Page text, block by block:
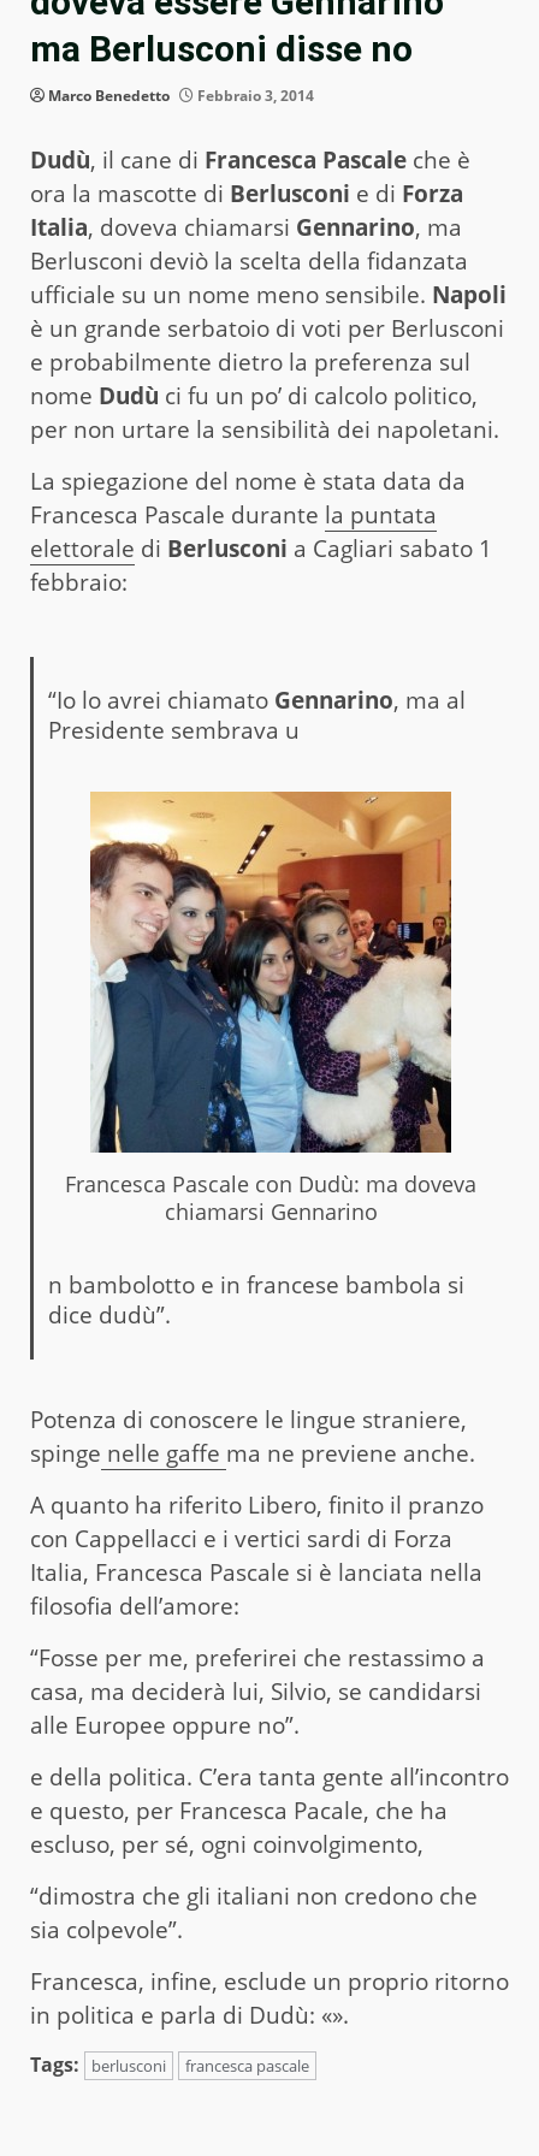
ma Berlusconi disse no
Marco Benedetto Febbraio 3, 2014
Dudù, il cane di Francesca Pascale che è
ora la mascotte di Berlusconi e di Forza
Italia, doveva chiamarsi Gennarino, ma
Berlusconi deviò la scelta della fidanzata
ufficiale su un nome meno sensibile. Napoli
è un grande serbatoio di voti per Berlusconi
e probabilmente dietro la preferenza sul
nome Dudù ci fu un po’ di calcolo politico,
per non urtare la sensibilità dei napoletani.
La spiegazione del nome è stata data da
Francesca Pascale durante la puntata
elettorale di Berlusconi a Cagliari sabato 1
febbraio:
“Io lo avrei chiamato Gennarino, ma al
Presidente sembrava u
Francesca Pascale con Dudù: ma doveva
chiamarsi Gennarino
n bambolotto e in francese bambola si
dice dudù”.
Potenza di conoscere le lingue straniere,
spinge nelle gaffe ma ne previene anche.
A quanto ha riferito Libero, finito il pranzo
con Cappellacci e i vertici sardi di Forza
Italia, Francesca Pascale si è lanciata nella
filosofia dell’amore:
“Fosse per me, preferirei che restassimo a
casa, ma deciderà lui, Silvio, se candidarsi
alle Europee oppure no”.
e della politica. C’era tanta gente all’incontro
e questo, per Francesca Pacale, che ha
escluso, per sé, ogni coinvolgimento,
“dimostra che gli italiani non credono che
sia colpevole”.
Francesca, infine, esclude un proprio ritorno
in politica e parla di Dudù: «».
Tags: berlusconi francesca pascale